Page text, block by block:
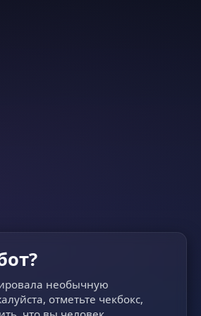
необычную
отметьте чекбокс,